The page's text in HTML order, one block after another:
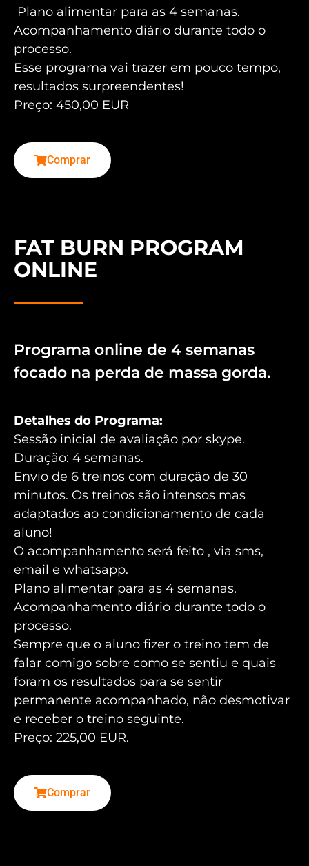
Plano alimentar para as 4 semanas.
Acompanhamento diário durante todo o
processo.
Esse programa vai trazer em pouco tempo,
resultados surpreendentes!
Preço: 450,00 EUR
Comprar
FAT BURN PROGRAM
ONLINE
Programa online de 4 semanas
focado na perda de massa gorda.
Detalhes do Programa:
Sessão inicial de avaliação por skype.
Duração: 4 semanas.
Envio de 6 treinos com duração de 30
minutos. Os treinos são intensos mas
adaptados ao condicionamento de cada
aluno!
O acompanhamento será feito , via sms,
email e whatsapp.
Plano alimentar para as 4 semanas.
Acompanhamento diário durante todo o
processo.
Sempre que o aluno fizer o treino tem de
falar comigo sobre como se sentiu e quais
foram os resultados para se sentir
permanente acompanhado, não desmotivar
e receber o treino seguinte.
Preço: 225,00 EUR.
Comprar